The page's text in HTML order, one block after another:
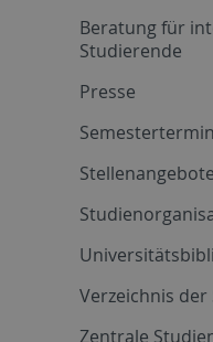
Beratung für
Studierende
Presse
Stellenangebote
Verzeichnis
Zentrale